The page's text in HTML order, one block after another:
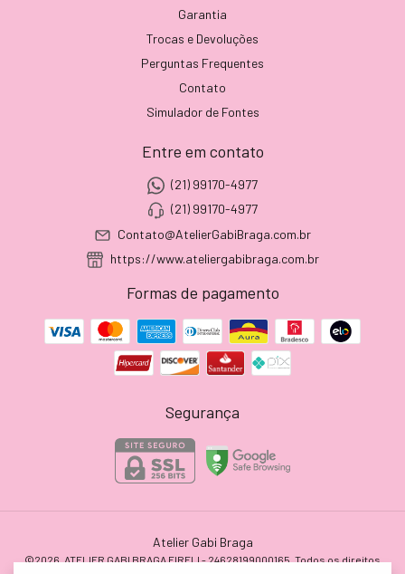
Garantia
Trocas e Devoluções
Perguntas Frequentes
Contato
Simulador de Fontes
Entre em contato
(21) 99170-4977
(21) 99170-4977
Contato@AtelierGabiBraga.com.br
https://www.ateliergabibraga.com.br
Formas de pagamento
Segurança
Atelier Gabi Braga
©2026. ATELIER GABI BRAGA EIRELI - 24628199000165. Todos os direitos